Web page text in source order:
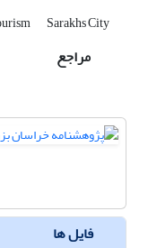
Sarakhs City
مراجع
فایل ها